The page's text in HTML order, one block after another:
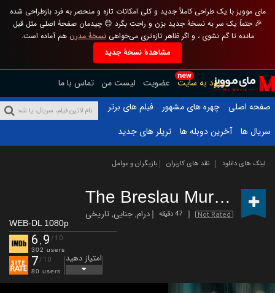
مای موویز با یک طراحی کاملاً جدید و کلی امکانات تازه و منحصر به فرد بازطراحی شده
🎉 حتماً یک سر به نسخهٔ جدید بزن و راحت بگرد 😊 چیدمان صفحهٔ اصلی مثل قبل
مانده تا گم نشوی ، و اگر ظاهر تازه‌تری می‌خواهینسخهٔ مدرن هم آماده است.
مشاهدهٔ نسخهٔ جدید
new
ورود به سایت عضویت لیست من تماس با ما
صفحه اصلی
چهره های مشهور
فیلم های برتر
سریال ها
آخرین دوبله ها تریلر های جدید
لینک های دانلود نقد های کاربران بازیگران و عوامل
The Breslau Murders
Not Rated 47 دقیقه درام,جنایی,تاریخی
WEB-DL 1080p
6.9 /10
302 users
7/10
80 users
امتیاز دهید